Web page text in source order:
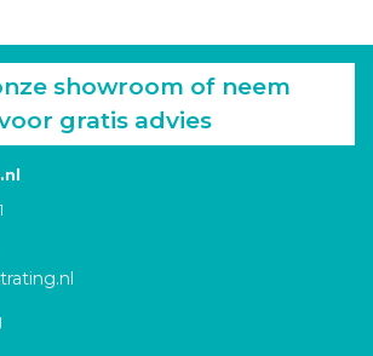
showroom of neem
gratis advies